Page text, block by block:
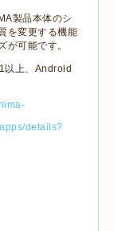
製品本体のシ
を変更する機能
が可能です。
以上、 Android
details?